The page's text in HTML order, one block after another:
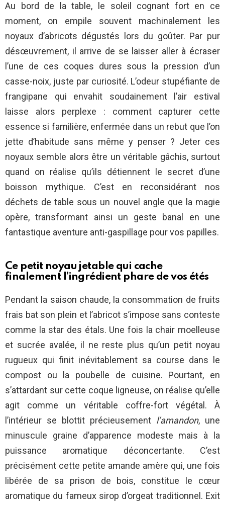
Au bord de la table, le soleil cognant fort en ce
moment, on empile souvent machinalement les
noyaux d’abricots dégustés lors du goûter. Par pur
désœuvrement, il arrive de se laisser aller à écraser
l’une de ces coques dures sous la pression d’un
casse-noix, juste par curiosité. L’odeur stupéfiante de
frangipane qui envahit soudainement l’air estival
laisse alors perplexe : comment capturer cette
essence si familière, enfermée dans un rebut que l’on
jette d’habitude sans même y penser ? Jeter ces
noyaux semble alors être un véritable gâchis, surtout
quand on réalise qu’ils détiennent le secret d’une
boisson mythique. C’est en reconsidérant nos
déchets de table sous un nouvel angle que la magie
opère, transformant ainsi un geste banal en une
fantastique aventure anti-gaspillage pour vos papilles.
Ce petit noyau jetable qui cache
finalement l’ingrédient phare de vos étés
Pendant la saison chaude, la consommation de fruits
frais bat son plein et l’abricot s’impose sans conteste
comme la star des étals. Une fois la chair moelleuse
et sucrée avalée, il ne reste plus qu’un petit noyau
rugueux qui finit inévitablement sa course dans le
compost ou la poubelle de cuisine. Pourtant, en
s’attardant sur cette coque ligneuse, on réalise qu’elle
agit comme un véritable coffre-fort végétal. À
l’intérieur se blottit précieusement l’amandon, une
minuscule graine d’apparence modeste mais à la
puissance aromatique déconcertante. C’est
précisément cette petite amande amère qui, une fois
libérée de sa prison de bois, constitue le cœur
aromatique du fameux sirop d’orgeat traditionnel. Exit